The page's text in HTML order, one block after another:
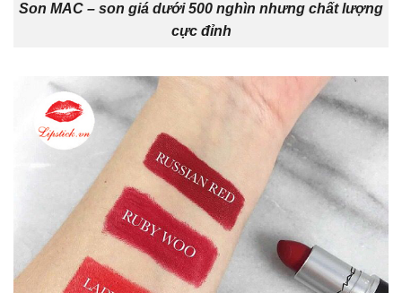
Son MAC – son giá dưới 500 nghìn nhưng chất lượng
cực đỉnh